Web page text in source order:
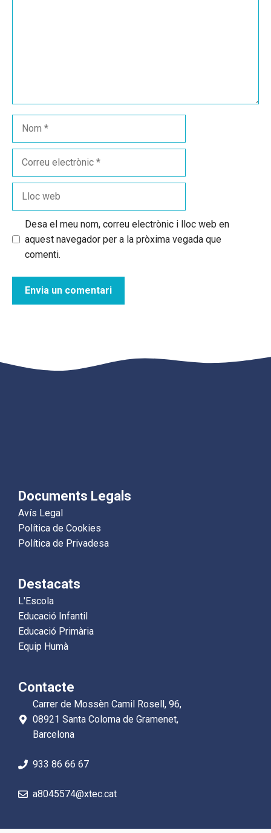
Nom
Correu
Lloc
Desa el meu nom, correu electrònic i lloc web en
aquest navegador per a la pròxima vegada que
comenti.
Documents Legals
Avís Legal
Política de Cookies
Política de Privadesa
Destacats
L'Escola
Educació Infantil
Educació Primària
Equip Humà
Contacte
Carrer de Mossèn Camil Rosell, 96,
08921 Santa Coloma de Gramenet,
Barcelona
933 86 66 67
a8045574@xtec.cat